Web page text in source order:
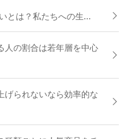
とは？私たちへの生...
人の割合は若年層を中心
げられないなら効率的な